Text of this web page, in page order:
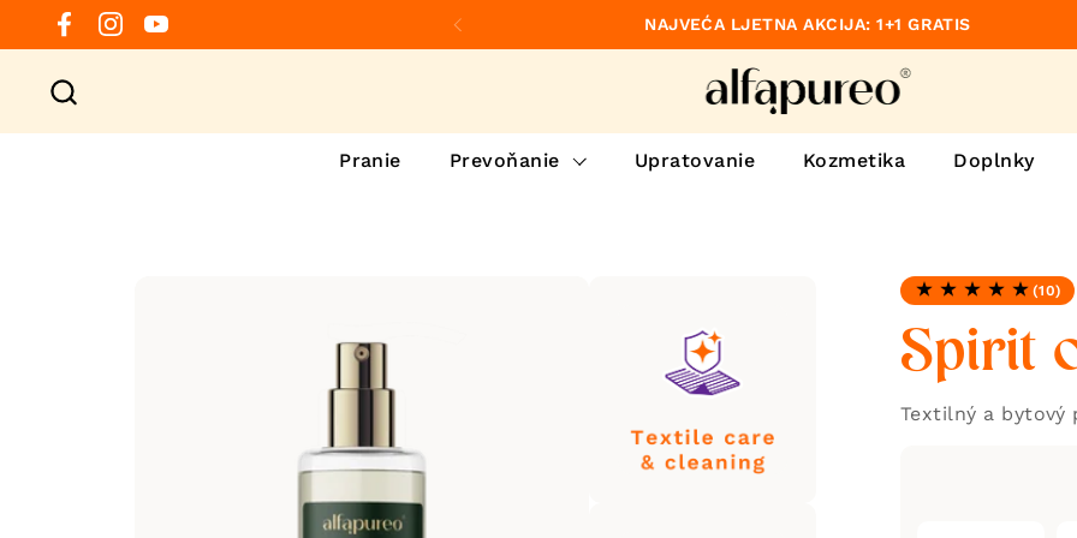
Preskočiť na obsah
Facebook
Instagram
YouTube Predchádzajúce
NAJVEĆA LJETNA AKCIJA: 1+1 GRATIS
Pranie Prevoňanie Upratovanie Kozmetika Doplnky
Hodnotenie: 4.8 z 5
(10)
Spirit
Textilný a bytový